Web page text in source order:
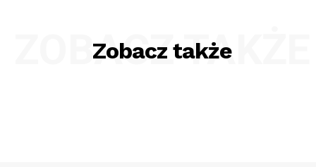
Zobacz także
ZOBACZ TAKŻE